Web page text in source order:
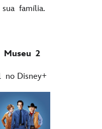
família.
2
no Disney+